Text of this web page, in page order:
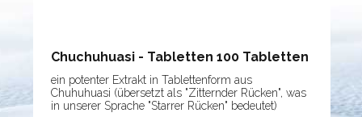
Chuchuhuasi - Tabletten 100 Tabletten
ein potenter Extrakt in Tablettenform aus
Chuhuhuasi (übersetzt als "Zitternder Rücken", was
in unserer Sprache "Starrer Rücken" bedeutet)